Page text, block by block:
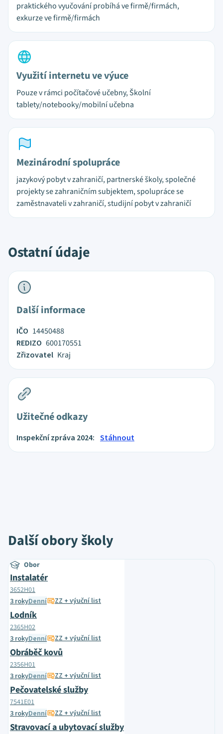
praktického vyučování probíhá ve firmě/firmách,
exkurze ve firmě/firmách
Využití internetu ve výuce
Pouze v rámci počítačové učebny, Školní
tablety/notebooky/mobilní učebna
Mezinárodní spolupráce
jazykový pobyt v zahraničí, partnerské školy, společné
projekty se zahraničním subjektem, spolupráce se
zaměstnavateli v zahraničí, studijní pobyt v zahraničí
Ostatní údaje
Další informace
IČO 14450488
REDIZO 600170551
Zřizovatel Kraj
Užitečné odkazy
Inspekční zpráva 2024: Stáhnout
Další obory školy
Obor
Instalatér
3652H01
3 rokyDenní ZZ + výuční list
Lodník
2365H02
3 rokyDenní ZZ + výuční list
Obráběč kovů
2356H01
3 rokyDenní ZZ + výuční list
Pečovatelské služby
7541E01
3 rokyDenní ZZ + výuční list
Stravovací a ubytovací služby